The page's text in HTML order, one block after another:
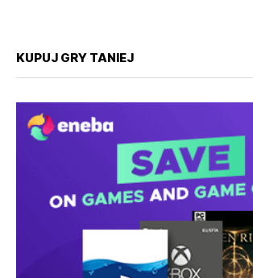
KUPUJ GRY TANIEJ